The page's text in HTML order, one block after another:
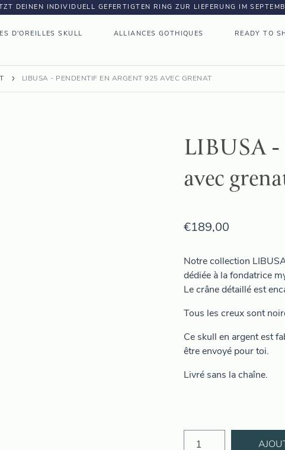
DEINEN INDIVIDUELL GEFERTIGTEN RING ZUR LIEFERUNG IM
D'OREILLES SKULL ALLIANCES GOTHIQUES READY TO
LIBUSA - PENDENTIF EN ARGENT 925 AVEC GRENAT
LIBUSA -
avec
€189,00
Notre collection
dédiée à la fondatrice
Le crâne détaillé est
Tous les creux sont
Ce skull en argent est
être envoyé pour toi.
Livré sans la chaîne.